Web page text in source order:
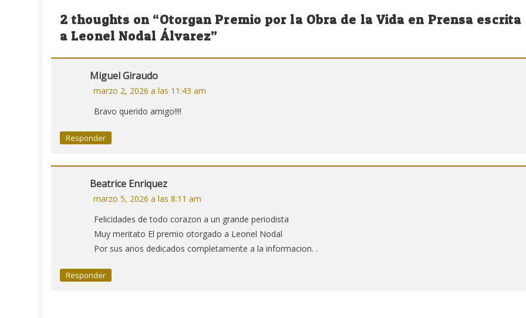
de
entradas
2 thoughts on “Otorgan Premio por la Obra de la Vida en Prensa escrita
a Leonel Nodal Álvarez”
Miguel Giraudo
marzo 2, 2026 a las 11:43 am
Bravo querido amigo!!!!
Responder
Beatrice Enriquez
marzo 5, 2026 a las 8:11 am
Felicidades de todo corazon a un grande periodista
Muy meritato El premio otorgado a Leonel Nodal
Por sus anos dedicados completamente a la informacion. .
Responder